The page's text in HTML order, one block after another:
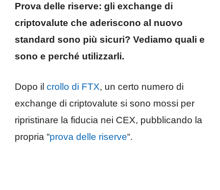
Prova delle riserve: gli exchange di
criptovalute che aderiscono al nuovo
standard sono più sicuri? Vediamo quali e
sono e perché utilizzarli.
Dopo il crollo di FTX, un certo numero di
exchange di criptovalute si sono mossi per
ripristinare la fiducia nei CEX, pubblicando la
propria “prova delle riserve“.